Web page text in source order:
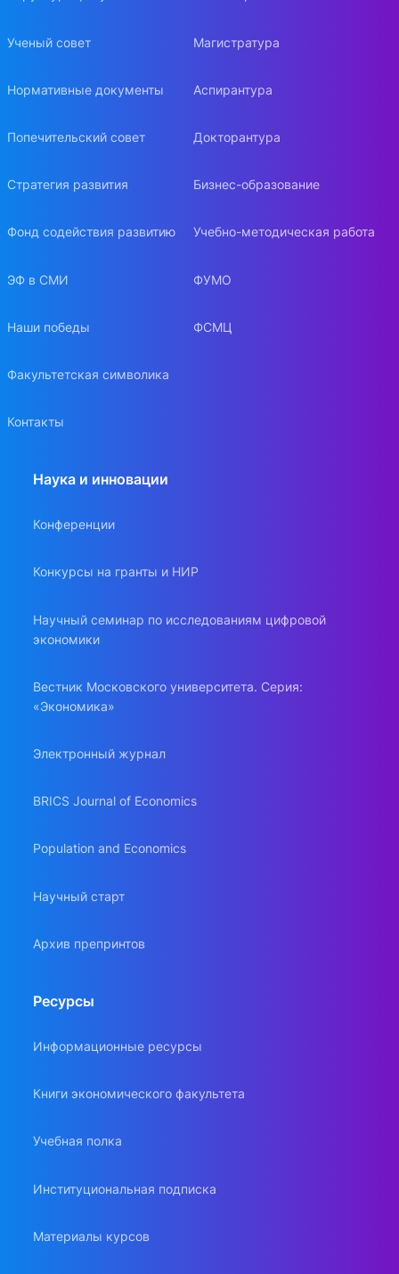
Ученый совет
Нормативные документы
Попечительский совет
Стратегия развития
Фонд содействия развитию
ЭФ в СМИ
Наши победы
Факультетская символика
Контакты
Магистратура
Аспирантура
Докторантура
Бизнес-образование
Учебно-методическая работа
ФУМО
ФСМЦ
Наука и инновации
Конференции
Конкурсы на гранты и НИР
Научный семинар по исследованиям цифровой
экономики
Вестник Московского университета. Серия:
«Экономика»
Электронный журнал
BRICS Journal of Economics
Population and Economics
Научный старт
Архив препринтов
Ресурсы
Информационные ресурсы
Книги экономического факультета
Учебная полка
Институциональная подписка
Материалы курсов